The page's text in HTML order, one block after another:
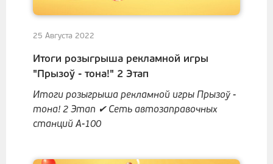
25 Августа 2022
Итоги розыгрыша рекламной игры
"Прызоў - тона!" 2 Этап
Итоги розыгрыша рекламной игры Прызоў -
тона! 2 Этап ✔ Сеть автозаправочных
станций А-100